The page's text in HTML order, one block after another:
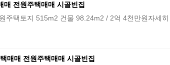
전원주택매매 시골빈집
주택토지 515m2 건물 98.24m2 / 2억 4천만원자세
매매 전원주택매매 시골빈집